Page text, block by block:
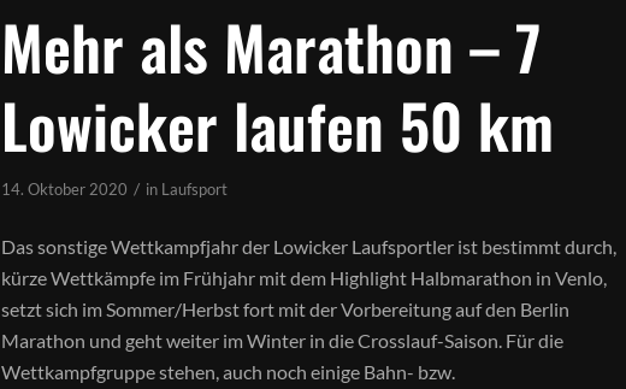
Mehr als Marathon – 7
Lowicker laufen 50 km
14. Oktober 2020 / in Laufsport
Das sonstige Wettkampfjahr der Lowicker Laufsportler ist bestimmt durch,
kürze Wettkämpfe im Frühjahr mit dem Highlight Halbmarathon in Venlo,
setzt sich im Sommer/Herbst fort mit der Vorbereitung auf den Berlin
Marathon und geht weiter im Winter in die Crosslauf-Saison. Für die
Wettkampfgruppe stehen, auch noch einige Bahn- bzw.